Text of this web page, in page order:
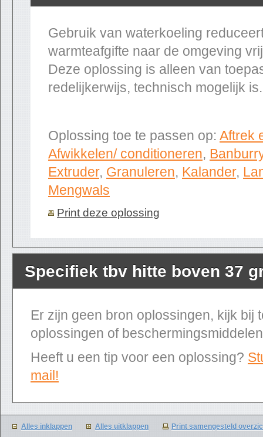
Gebruik van waterkoeling
warmteafgifte naar de omgeving
Deze oplossing is alleen van
redelijkerwijs, technisch mogelijk is.
Oplossing toe te passen op: Aftrek
Afwikkelen/ conditioneren,
Extruder, Granuleren, Kalander,
Mengwals
Print deze oplossing
Specifiek tbv hitte boven 37
Er zijn geen bron oplossingen, kijk bij
oplossingen of beschermingsmiddelen
Heeft u een tip voor een oplossing?
mail!
Alles inklappen Alles uitklappen Print samengesteld